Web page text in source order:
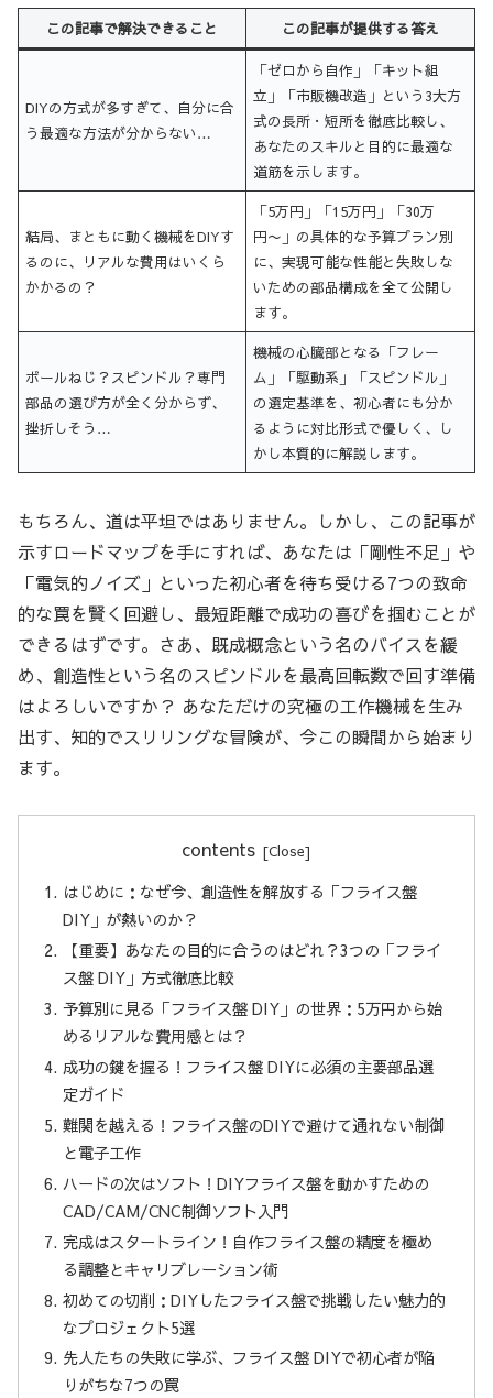
この記事で解決できること この記事が提供する答え
DIYの方式が多すぎて、自分に合
う最適な方法が分からない…
「ゼロから自作」「キット組
立」「市販機改造」という3大方
式の長所・短所を徹底比較し、
あなたのスキルと目的に最適な
道筋を示します。
結局、まともに動く機械をDIYす
るのに、リアルな費用はいくら
かかるの？
「5万円」「15万円」「30万
円〜」の具体的な予算プラン別
に、実現可能な性能と失敗しな
いための部品構成を全て公開し
ます。
ボールねじ？スピンドル？専門
部品の選び方が全く分からず、
挫折しそう…
機械の心臓部となる「フレー
ム」「駆動系」「スピンドル」
の選定基準を、初心者にも分か
るように対比形式で優しく、し
かし本質的に解説します。
もちろん、道は平坦ではありません。しかし、この記事が
示すロードマップを手にすれば、あなたは「剛性不足」や
「電気的ノイズ」といった初心者を待ち受ける7つの致命
的な罠を賢く回避し、最短距離で成功の喜びを掴むことが
できるはずです。さあ、既成概念という名のバイスを緩
め、創造性という名のスピンドルを最高回転数で回す準備
はよろしいですか？ あなただけの究極の工作機械を生み
出す、知的でスリリングな冒険が、今この瞬間から始まり
ます。
contents
はじめに：なぜ今、創造性を解放する「フライス盤
DIY」が熱いのか？
【重要】あなたの目的に合うのはどれ？3つの「フライ
ス盤 DIY」方式徹底比較
予算別に見る「フライス盤 DIY」の世界：5万円から始
めるリアルな費用感とは？
成功の鍵を握る！フライス盤 DIYに必須の主要部品選
定ガイド
難関を越える！フライス盤のDIYで避けて通れない制御
と電子工作
ハードの次はソフト！DIYフライス盤を動かすための
CAD/CAM/CNC制御ソフト入門
完成はスタートライン！自作フライス盤の精度を極め
る調整とキャリブレーション術
初めての切削：DIYしたフライス盤で挑戦したい魅力的
なプロジェクト5選
先人たちの失敗に学ぶ、フライス盤 DIYで初心者が陥
りがちな7つの罠